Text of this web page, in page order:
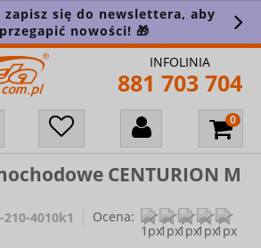
zapisz się do newslettera, aby
nowości! 🎁
INFOLINIA
881 703 704
CENTURION M
210-4010k1
Ocena: